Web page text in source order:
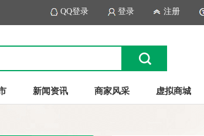
注册
登录
QQ登录
新闻资讯 商家风采
虚拟商城